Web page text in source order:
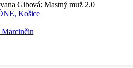
Gibová: Mastný muž 2.0
Košice
Marcinčin